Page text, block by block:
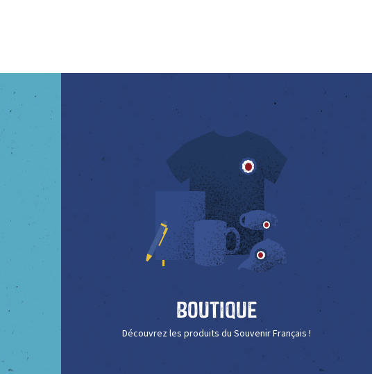
Boutique
Découvrez les produits du Souvenir Français !